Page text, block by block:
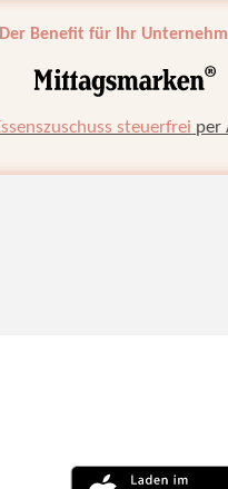
Der Benefit für Ihr
steuerfrei per